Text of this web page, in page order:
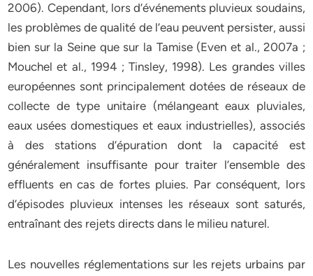
2006). Cependant, lors d’événements pluvieux soudains,
les problèmes de qualité de l’eau peuvent persister, aussi
bien sur la Seine que sur la Tamise (Even et al., 2007a ;
Mouchel et al., 1994 ; Tinsley, 1998). Les grandes villes
européennes sont principalement dotées de réseaux de
collecte de type unitaire (mélangeant eaux pluviales,
eaux usées domestiques et eaux industrielles), associés
à des stations d’épuration dont la capacité est
généralement insuffisante pour traiter l’ensemble des
effluents en cas de fortes pluies. Par conséquent, lors
d’épisodes pluvieux intenses les réseaux sont saturés,
entraînant des rejets directs dans le milieu naturel.
Les nouvelles réglementations sur les rejets urbains par